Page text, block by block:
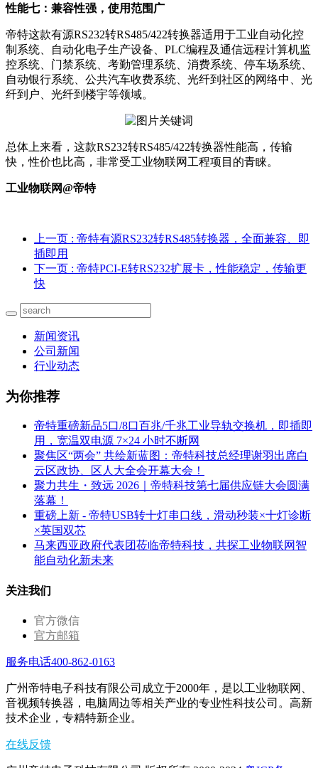
性能七：兼容性强，使用范围广
帝特这款有源RS232转RS485/422转换器适用于工业自动化控
制系统、自动化电子生产设备、PLC编程及通信远程计算机监
控系统、门禁系统、考勤管理系统、消费系统、停车场系统、
自动银行系统、公共汽车收费系统、光纤到社区的网络中、光
纤到户、光纤到楼宇等领域。
总体上来看，这款RS232转RS485/422转换器性能高，传输
快，性价也比高，非常受工业物联网工程项目的青睐。
工业物联网@帝特
上一页 : 帝特有源RS232转RS485转换器，全面兼容、即
插即用
下一页 : 帝特PCI-E转RS232扩展卡，性能稳定，传输更
快
新闻资讯
公司新闻
行业动态
为你推荐
帝特重磅新品5口/8口百兆/千兆工业导轨交换机，即插即
用，宽温双电源 7×24 小时不断网
聚焦区“两会” 共绘新蓝图：帝特科技总经理谢羽出席白
云区政协、区人大全会开幕大会！
聚力共生・致远 2026｜帝特科技第七届供应链大会圆满
落幕！
重磅上新 - 帝特USB转十灯串口线，滑动秒装×十灯诊断
×英国双芯
马来西亚政府代表团莅临帝特科技，共探工业物联网智
能自动化新未来
关注我们
官方微信
官方邮箱
服务电话400-862-0163
广州帝特电子科技有限公司成立于2000年，是以工业物联网、
音视频转换器，电脑周边等相关产业的专业性科技公司。高新
技术企业，专精特新企业。
在线反馈